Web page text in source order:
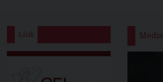
Link Media